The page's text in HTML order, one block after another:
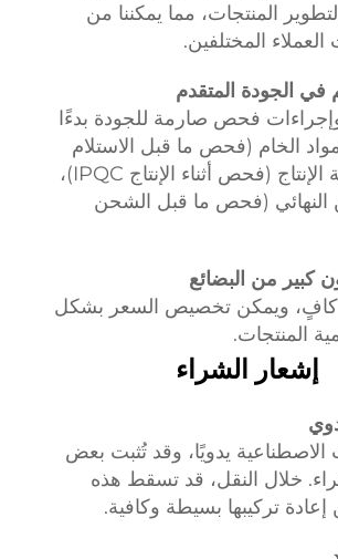
المنتجات، مما يمكننا من
العملاء المختلفين.
فحص صارمة للجودة بدءًا
الخام (فحص ما قبل الاستلام
lQC)، وعملية الإنتاج (فحص أثناء الإنتاج IPQC)،
(فحص ما قبل الشحن
كافٍ، ويمكن تخصيص السعر بشكل
المنتجات.
إشعار الشراء
الاصطناعية يدويًا، وقد تُثبت بعض
خلال النقل، قد تسقط هذه
إعادة تركيبها بسيطة وكافية.